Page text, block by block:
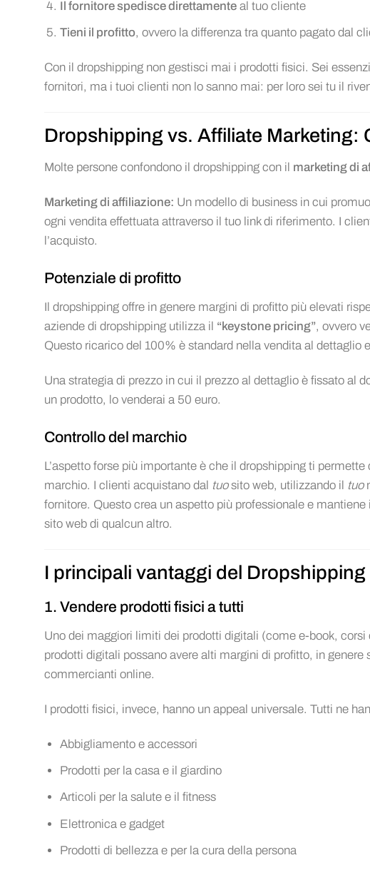
Il fornitore spedisce direttamente al tuo cliente
Tieni il profitto, ovvero la differenza tra quanto pagato dal
Con il dropshipping non gestisci mai i prodotti fisici. Sei
fornitori, ma i tuoi clienti non lo sanno mai: per loro sei tu il
Dropshipping vs. Affiliate Marketing:
Molte persone confondono il dropshipping con il marketing di
Marketing di affiliazione: Un modello di business in cui
ogni vendita effettuata attraverso il tuo link di riferimento. I
l’acquisto.
Potenziale di profitto
Il dropshipping offre in genere margini di profitto più elevati
aziende di dropshipping utilizza il “keystone pricing”, ovvero
Questo ricarico del 100% è standard nella vendita al dettaglio
Una strategia di prezzo in cui il prezzo al dettaglio è fissato al
un prodotto, lo venderai a 50 euro.
Controllo del marchio
L’aspetto forse più importante è che il dropshipping ti
marchio. I clienti acquistano dal tuosito web, utilizzando il tuo
fornitore. Questo crea un aspetto più professionale e
sito web di qualcun altro.
I principali vantaggi del Dropshipping
1. Vendere prodotti fisici a tutti
Uno dei maggiori limiti dei prodotti digitali (come e-book,
prodotti digitali possano avere alti margini di profitto, in
commercianti online.
I prodotti fisici, invece, hanno un appeal universale. Tutti ne
Abbigliamento e accessori
Prodotti per la casa e il giardino
Articoli per la salute e il fitness
Elettronica e gadget
Prodotti di bellezza e per la cura della persona